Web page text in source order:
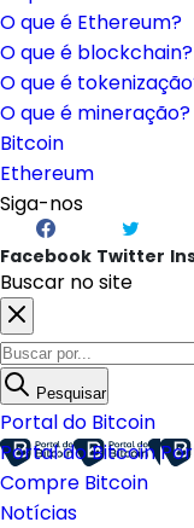
O que é Ethereum?
O que é blockchain?
O que é
O que é mineração?
Bitcoin
Ethereum
Siga-nos
Facebook Twitter
Buscar no site
Pesquisar
Portal do Bitcoin
Portal do Bitcoin
Compre Bitcoin
Notícias